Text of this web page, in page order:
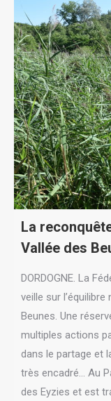
La
Vallée des
DORDOGNE. La
veille sur l’équilibre
Beunes. Une
multiples actions
dans le partage et
très encadré... Au
des Eyzies et est